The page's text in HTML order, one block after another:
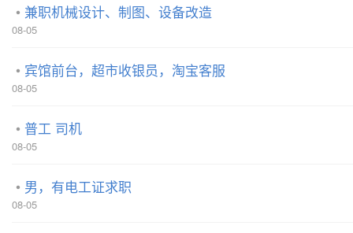
兼职机械设计、制图、设备改造
08-05
宾馆前台，超市收银员，淘宝客服
08-05
普工 司机
08-05
男，有电工证求职
08-05